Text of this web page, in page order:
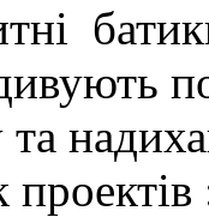
та